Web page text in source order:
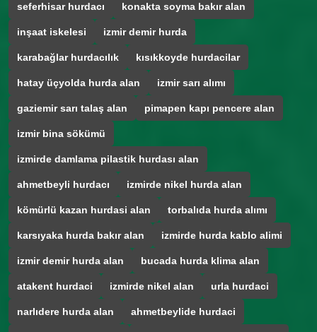
seferhisar hurdacı konakta soyma bakır alan
inşaat iskelesi izmir demir hurda
karabağlar hurdacılık kısıkkoyde hurdacilar
hatay üçyolda hurda alan izmir sarı alımı
gaziemir sarı talaş alan pimapen kapı pencere alan
izmir bina sökümü
izmirde damlama pilastik hurdası alan
ahmetbeyli hurdacı izmirde nikel hurda alan
kömürlü kazan hurdasi alan torbalıda hurda alımı
karsıyaka hurda bakır alan izmirde hurda kablo alimi
izmir demir hurda alan bucada hurda klima alan
atakent hurdaci izmirde nikel alan urla hurdaci
narlıdere hurda alan ahmetbeylide hurdaci